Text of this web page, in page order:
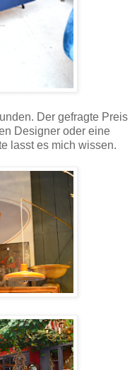
Der gefragte Preis
Designer oder eine
lasst es mich wissen.